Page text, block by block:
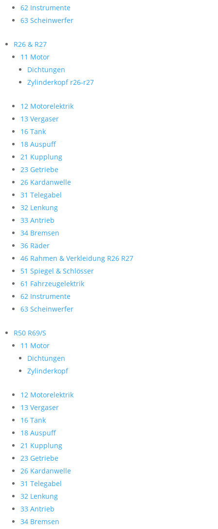
62 Instrumente
63 Scheinwerfer
R26 & R27
11 Motor
Dichtungen
Zylinderkopf r26-r27
12 Motorelektrik
13 Vergaser
16 Tank
18 Auspuff
21 Kupplung
23 Getriebe
26 Kardanwelle
31 Telegabel
32 Lenkung
33 Antrieb
34 Bremsen
36 Räder
46 Rahmen & Verkleidung R26 R27
51 Spiegel & Schlösser
61 Fahrzeugelektrik
62 Instrumente
63 Scheinwerfer
R50 R69/S
11 Motor
Dichtungen
Zylinderkopf
12 Motorelektrik
13 Vergaser
16 Tank
18 Auspuff
21 Kupplung
23 Getriebe
26 Kardanwelle
31 Telegabel
32 Lenkung
33 Antrieb
34 Bremsen